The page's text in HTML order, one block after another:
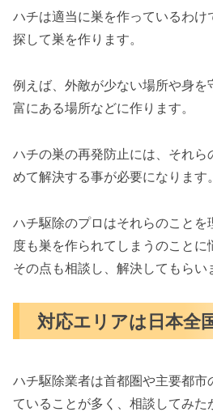
ハチは適当に巣を作っているわけ
探して巣を作ります。
例えば、外敵が少ない場所や身を
富にある場所などに作ります。
ハチの巣の再発防止には、それら
めて解決する事が必要になります。
ハチ駆除のプロはそれらのこと
度も巣を作られてしまうのことに
その点も相談し、解決してもらい
対応エリアは日本全
ハチ駆除業者は首都圏や主要都市
ていることが多く、相談してみた